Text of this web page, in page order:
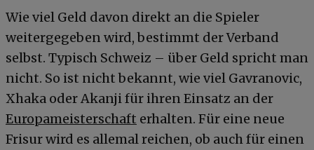
Wie viel Geld davon direkt an die Spieler
weitergegeben wird, bestimmt der Verband
selbst. Typisch Schweiz – über Geld spricht man
nicht. So ist nicht bekannt, wie viel Gavranovic,
Xhaka oder Akanji für ihren Einsatz an der
Europameisterschaft erhalten. Für eine neue
Frisur wird es allemal reichen, ob auch für einen